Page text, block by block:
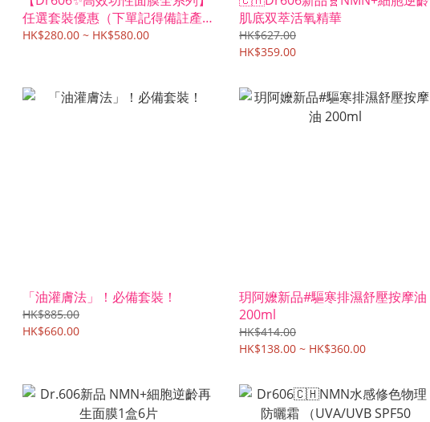
任選套裝優惠（下單記得備註產品
名稱！）
HK$280.00 ~ HK$580.00
肌底双萃活氧精華
HK$627.00
HK$359.00
「油灌膚法」！必備套裝！
HK$885.00
HK$660.00
玥阿嬤新品#驅寒排濕舒壓按摩油
200ml
HK$414.00
HK$138.00 ~ HK$360.00